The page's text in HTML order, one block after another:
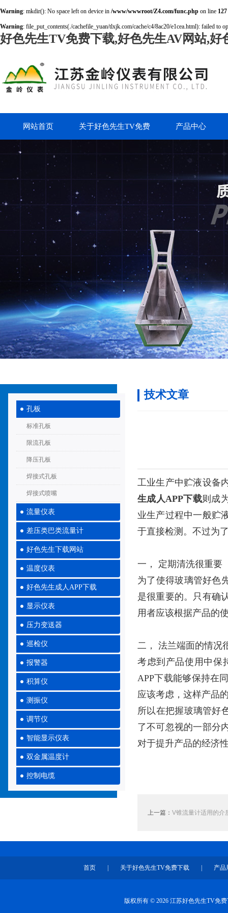
Warning: mkdir(): No space left on device in /www/wwwroot/Z4.com/func.php on line 127
Warning: file_put_contents(./cachefile_yuan/tlxjk.com/cache/c4/8ac20/e1cea.html): failed to
好色先生TV免费下载,好色先生AV网站,
网站首页 关于好色先生TV免费 产品中心
孔板
标准孔板
限流孔板
降压孔板
焊接式孔板
焊接式喷嘴
流量仪表
差压类巴类流量计
好色先生下载网站
温度仪表
好色先生成人APP下载
显示仪表
压力变送器
巡检仪
报警器
积算仪
测振仪
调节仪
智能显示仪表
双金属温度计
控制电缆
技术文章
工业生产中贮液设备
生成人APP下载则成
业生产过程中一般贮
于直接检测。不过为
一， 定期清洗很重要
为了使得玻璃管好色
是很重要的。只有确
用者应该根据产品的
二， 法兰端面的情况
考虑到产品使用中保
APP下载能够保持在
应该考虑，这样产品
所以在把握玻璃管好
了不可忽视的一部分
对于提升产品的经济
上一篇： V锥流量计适用的介
首页 关于好色先生TV免费下载 产品
版权所有 © 2026 江苏好色先生TV免